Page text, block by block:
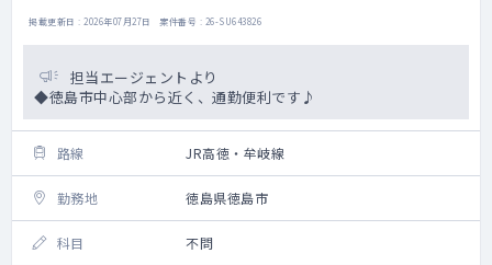
掲載更新日 : 2026年07月27日 案件番号 : 26-SU643826
担当エージェントより
◆徳島市中心部から近く、通勤便利です♪
路線 JR高徳・牟岐線
勤務地 徳島県徳島市
科目 不問